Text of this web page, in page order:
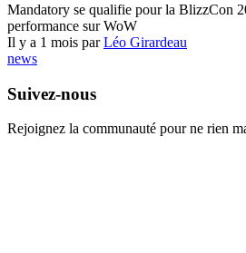
Mandatory se qualifie pour la BlizzCon
performance sur WoW
Il y a 1 mois parLéo Girardeau
news
Suivez-nous
Rejoignez la communauté pour ne rien